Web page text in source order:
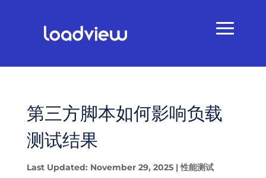
第三方脚本如何影响负载
测试结果
Last Updated: November 29, 2025|性能测试